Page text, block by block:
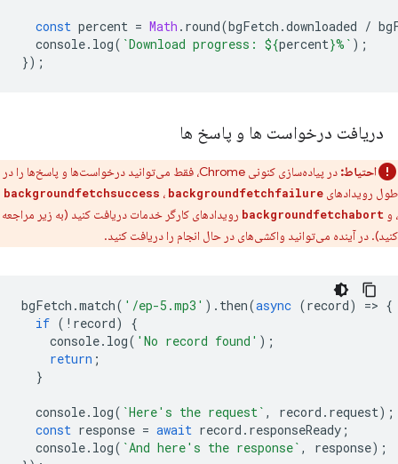
const percent = Math . round(bgFetch .downloaded /
console. log( `Download progress: ${percent}%` );
});
دریافت درخواست ها و پاسخ ها
احتیاط:
در پیاده‌سازی کنونی Chrome، فقط می‌توانید درخواست‌ها و پاسخ‌ها را در
طول رویدادهای
backgroundfetchsuccess ، backgroundfetchfailure
، و backgroundfetchabort رویدادهای کارگر خدمات دریافت کنید (به زیر مراجعه
کنید). در آینده می‌توانید واکشی‌های در حال انجام را دریافت کنید.
bgFetch .match( '/ep-5.mp3' ). then(async (record) => {
if ( ! record)
{
console. log( 'No record found' );
return ;
}
console. log( `Here's the request` , record . request);
const response = await record . responseReady ;
console. log( `And here's the response` , response);